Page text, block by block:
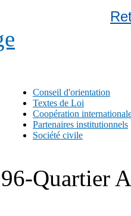
Conseil d'orientation
Textes de Loi
Coopération
Partenaires institutionnels
Société civile
Quartier